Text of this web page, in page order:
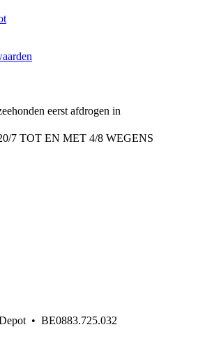
eerst afdrogen in
7 TOT EN MET 4/8 WEGENS
• BE0883.725.032